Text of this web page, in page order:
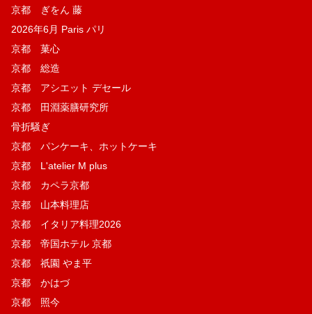
京都 ぎをん 藤
2026年6月 Paris パリ
京都 菓​心
京都 総造
京都 アシエット デセール
京都 田淵薬膳研究所
骨折騒ぎ
京都 パンケーキ、ホットケーキ
京都 L'atelier M plus
京都 カペラ京都
京都 山本料理店
京都 イタリア料理2026
京都 帝国ホテル 京都
京都 祇園 やま平
京都 かはづ
京都 照今